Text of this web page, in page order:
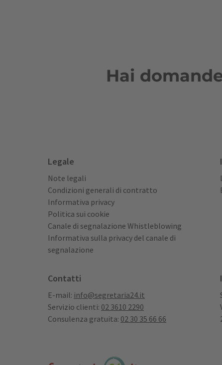
Hai
Legale
Note legali
Condizioni generali di contratto
Informativa privacy
Politica sui cookie
Canale di segnalazione Whistleblowing
Informativa sulla privacy del canale di
segnalazione
Contatti
E-mail: info@segretaria24.it
Servizio clienti: 02 3610 2290
Consulenza gratuita: 02 30 35 66 66